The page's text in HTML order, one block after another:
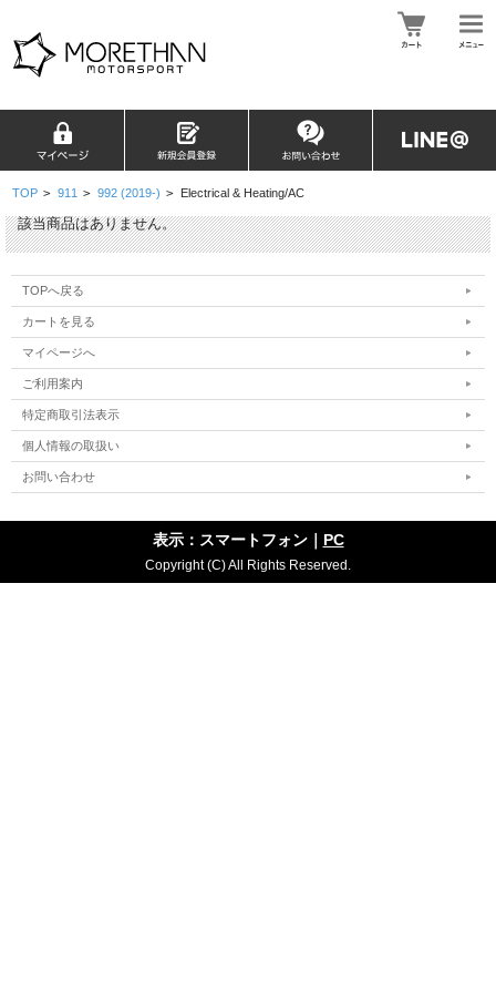
TOP > 911 > 992 (2019-) > Electrical & Heating/AC
該当商品はありません。
TOPへ戻る
カートを見る
マイページへ
ご利用案内
特定商取引法表示
個人情報の取扱い
お問い合わせ
表示：スマートフォン｜ PC
Copyright (C) All Rights Reserved.